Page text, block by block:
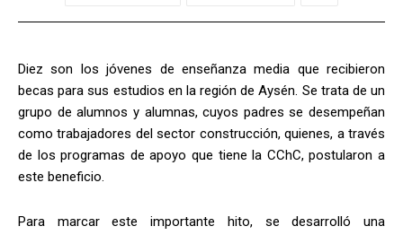
Diez son los jóvenes de enseñanza media que recibieron
becas para sus estudios en la región de Aysén. Se trata de un
grupo de alumnos y alumnas, cuyos padres se desempeñan
como trabajadores del sector construcción, quienes, a través
de los programas de apoyo que tiene la CChC, postularon a
este beneficio.
Para marcar este importante hito, se desarrolló una